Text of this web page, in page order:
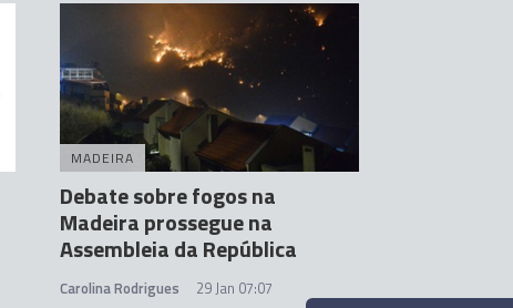
MADEIRA
Debate sobre fogos na
Madeira prossegue na
Assembleia da República
Carolina Rodrigues 29 Jan 07:07